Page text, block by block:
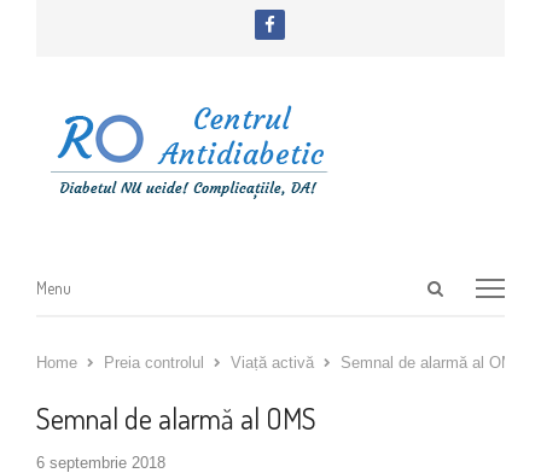
Open
Menu
Menu
Home Preia controlul Viață activă Semnal de alarmă al OMS
Semnal de alarmă al OMS
6 septembrie 2018